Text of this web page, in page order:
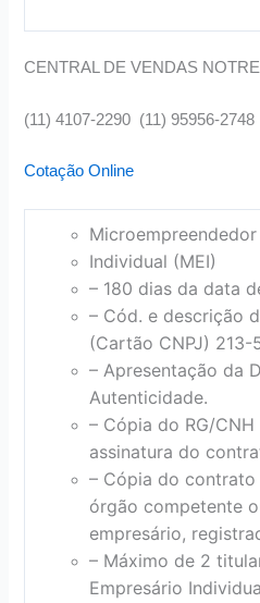
CENTRAL DE VENDAS
(11) 4107-2290 (11) 95956-2748
Cotação Online
Microempreendedor
Individual (MEI)
– 180 dias da data
– Cód. e descrição
(Cartão CNPJ)
– Apresentação da
Autenticidade.
– Cópia do RG/
assinatura do
– Cópia do
órgão competente
empresário,
– Máximo de 2
Empresário